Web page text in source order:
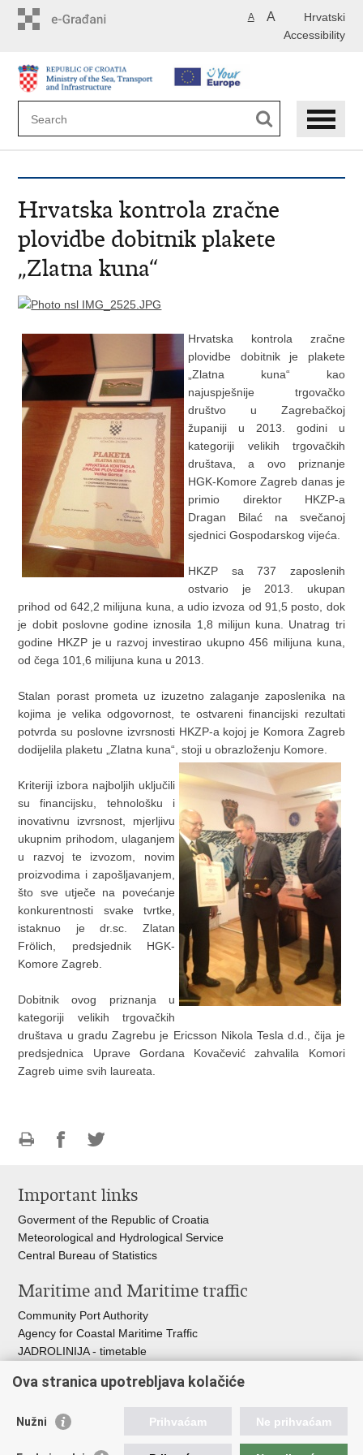
Hrvatski
A A
Accessibility
Hrvatska kontrola zračne
plovidbe dobitnik plakete
„Zlatna kuna“
Hrvatska kontrola zračne
plovidbe dobitnik je plakete
„Zlatna kuna“ kao
najuspješnije trgovačko
društvo u Zagrebačkoj
županiji u 2013. godini u
kategoriji velikih trgovačkih
društava, a ovo priznanje
HGK-Komore Zagreb danas je
primio direktor HKZP-a
Dragan Bilać na svečanoj
sjednici Gospodarskog vijeća.
HKZP sa 737 zaposlenih
ostvario je 2013. ukupan
prihod od 642,2 milijuna kuna, a udio izvoza od 91,5 posto, dok
je dobit poslovne godine iznosila 1,8 milijun kuna. Unatrag tri
godine HKZP je u razvoj investirao ukupno 456 milijuna kuna,
od čega 101,6 milijuna kuna u 2013.
Stalan porast prometa uz izuzetno zalaganje zaposlenika na
kojima je velika odgovornost, te ostvareni financijski rezultati
potvrda su poslovne izvrsnosti HKZP-a kojoj je Komora Zagreb
dodijelila plaketu „Zlatna kuna“, stoji u obrazloženju Komore.
Kriteriji izbora najboljih uključili
su financijsku, tehnološku i
inovativnu izvrsnost, mjerljivu
ukupnim prihodom, ulaganjem
u razvoj te izvozom, novim
proizvodima i zapošljavanjem,
što sve utječe na povećanje
konkurentnosti svake tvrtke,
istaknuo je dr.sc. Zlatan
Frölich, predsjednik HGK-
Komore Zagreb.
Dobitnik ovog priznanja u
kategoriji velikih trgovačkih
društava u gradu Zagrebu je Ericsson Nikola Tesla d.d., čija je
predsjednica Uprave Gordana Kovačević zahvalila Komori
Zagreb uime svih laureata.
page
FacebookTwitteru
Important links
Goverment of the Republic of Croatia
Meteorological and Hydrological Service
Central Bureau of Statistics
Maritime and Maritime traffic
Community Port Authority
Agency for Coastal Maritime Traffic
JADROLINIJA - timetable
Croatian Motorways
Ova stranica upotrebljava kolačiće
Nužni Prihvaćam Ne prihvaćam